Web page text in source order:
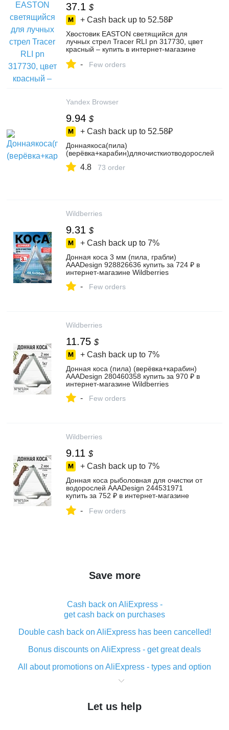
37.1 $
+ Cash back up to 52.58₽
Хвостовик EASTON светящийся для
лучных стрел Tracer RLI pn 317730, цвет
красный – купить в интернет-магазине
103336107706
- Few orders
Yandex Browser
9.94 $
+ Cash back up to 52.58₽
Доннаякоса(пила)
(верёвка+карабин)дляочисткиотводорослей
4.8 73 order
Wildberries
9.31 $
+ Cash back up to 7%
Донная коса 3 мм (пила, грабли)
AAADesign 928826636 купить за 724 ₽ в
интернет‑магазине Wildberries
- Few orders
Wildberries
11.75 $
+ Cash back up to 7%
Донная коса (пила) (верёвка+карабин)
AAADesign 280460358 купить за 970 ₽ в
интернет‑магазине Wildberries
- Few orders
Wildberries
9.11 $
+ Cash back up to 7%
Донная коса рыболовная для очистки от
водорослей AAADesign 244531971
купить за 752 ₽ в интернет‑магазине
- Few orders
Save more
Cash back on AliExpress -
get cash back on purchases
Double cash back on AliExpress has been cancelled!
Bonus discounts on AliExpress - get great deals
All about promotions on AliExpress - types and option
What is cash back when making purchases on
The best place to download cash back for AliExpress
Let us help